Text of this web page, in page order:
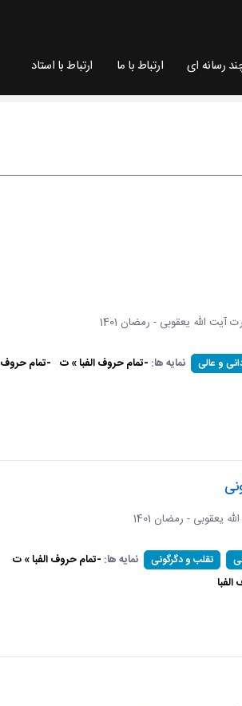
رسانه ای ارتباط با ما ارتباط با استاد
آیت الله یعقوبی - رمضان 1401
و عالی نمایه ها: -تمام حروف الفبا » ت -تمام حروف
یعقوبی - رمضان 1401
تقلب و دگرگونی نمایه ها: -تمام حروف الفبا » ت